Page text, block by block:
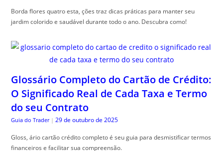
Borda flores quatro esta, ções traz dicas práticas para manter seu
jardim colorido e saudável durante todo o ano. Descubra como!
Glossário Completo do Cartão de Crédito:
O Significado Real de Cada Taxa e Termo
do seu Contrato
Guia do Trader | 29 de outubro de 2025
Gloss, ário cartão crédito completo é seu guia para desmistificar termos
financeiros e facilitar sua compreensão.